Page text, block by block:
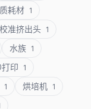
耗材 1
校准挤出头 1
水族 1
印 1
1 烘培机 1